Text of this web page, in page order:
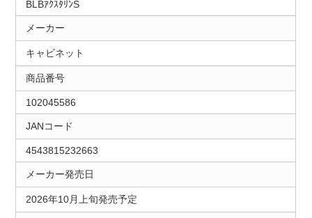
BLBｱｸｽﾀﾘﾝS
メーカー
キャビネット
商品番号
102045586
JANコード
4543815232663
メーカー発売日
2026年10月上旬発売予定